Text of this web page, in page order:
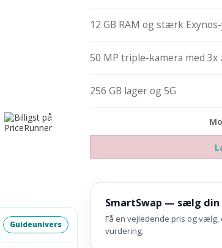
Guideunivers
12 GB RAM og stærk
50 MP triple-kamera med 3x
256 GB lager og 5G
SmartSwap — sælg din
Få en vejledende pris og
vurdering.